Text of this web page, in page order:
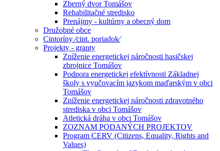
Zberný dvor Tomášov
Rehabilitačné stredisko
Prenájmy - kultúrny a obecný dom
Družobné obce
Cintoríny ⁄cint. poriadok⁄
Projekty - granty
Zníženie energetickej náročnosti hasičskej
zbrojnice Tomášov
Podpora energetickej efektívnosti Základnej
školy s vyučovacím jazykom maďarským v obci
Tomášov
Zníženie energetickej náročnosti zdravotného
strediska v obci Tomášov
Atletická dráha v obci Tomášov
ZOZNAM PODANÝCH PROJEKTOV
Program CERV (Citizens, Equality, Rights and
Values)